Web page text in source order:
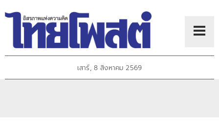
เสาร์, 8 สิงหาคม 2569